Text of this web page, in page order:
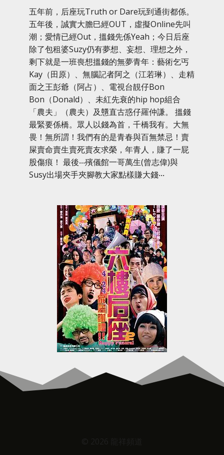
五年前，后座玩Truth or Dare玩到通街都係。
五年後，誠實大膽巳經OUT，虛擬Online先叫
潮；愛情已經Out，搵錢先係Yeah；今日后座
除了包租婆Suzy仍有夢想、妄想、理想之外，
剩下就是一班喪想搵錢的無夢青年：藝術乞丐
Kay（田原）、無腦記者阿之（江若琳）、走精
面之王彭爺（阿占）、電視台靚仔Bon
Bon（Donald）、未紅先衰的hip hop組合
「農夫」（農夫）及戇直古惑仔羅仲謙。 搵錢
最緊要係橋。眾人以錢為首，千橋我有。大無
畏！無所謂！我們有的是青春與百無禁忌！賣
屎賣命賣生賣死賣友求榮，年青人，賺了一屁
股傷痕！ 最後‧‧‧殯儀館一哥萬生(曾志偉)與
Susy出場夾手夾腳教大家點樣賺大錢‧‧‧